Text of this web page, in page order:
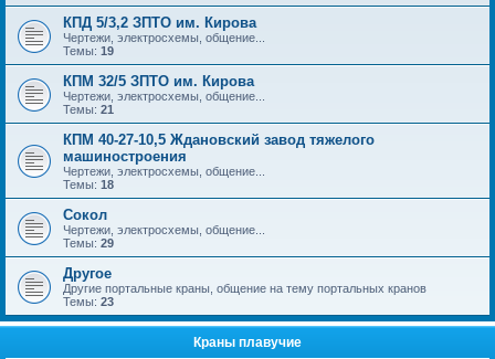
КПД 5/3,2 ЗПТО им. Кирова
Чертежи, электросхемы, общение...
Темы: 19
КПМ 32/5 ЗПТО им. Кирова
Чертежи, электросхемы, общение...
Темы: 21
КПМ 40-27-10,5 Ждановский завод тяжелого
машиностроения
Чертежи, электросхемы, общение...
Темы: 18
Сокол
Чертежи, электросхемы, общение...
Темы: 29
Другое
Другие портальные краны, общение на тему портальных кранов
Темы: 23
Краны плавучие